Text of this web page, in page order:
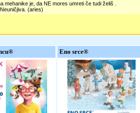
mehanike je, da NE mores umreti če tudi želiš .
(aries)
Eno srce®